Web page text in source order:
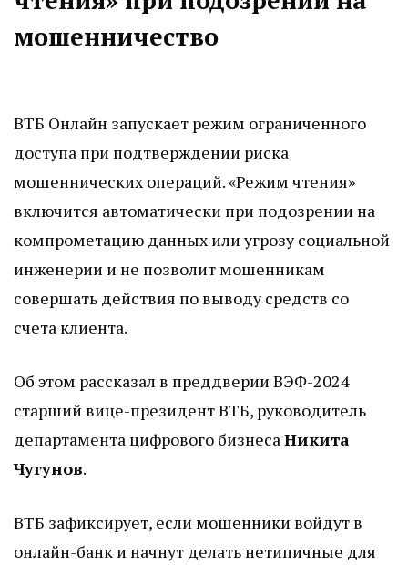
мошенничество
ВТБ Онлайн запускает режим ограниченного
доступа при подтверждении риска
мошеннических операций. «Режим чтения»
включится автоматически при подозрении на
компрометацию данных или угрозу социальной
инженерии и не позволит мошенникам
совершать действия по выводу средств со
счета клиента.
Об этом рассказал в преддверии ВЭФ-2024
старший вице-президент ВТБ, руководитель
департамента цифрового бизнесаНикита
Чугунов.
ВТБ зафиксирует, если мошенники войдут в
онлайн-банк и начнут делать нетипичные для